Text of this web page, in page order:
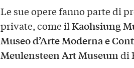
Le sue opere fanno parte di
private, come ilKaohsiung
Museo d’Arte Moderna e
Meulensteen Art Museumdi